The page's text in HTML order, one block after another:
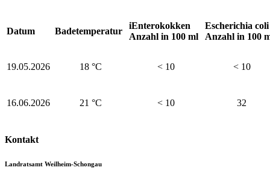
Datum Badetemperatur
iEnterokokken
Anzahl in 100 ml
Escherichia coli
Anzahl in 100
19.05.2026 18 °C < 10 < 10
16.06.2026 21 °C < 10 32
Kontakt
Landratsamt Weilheim-Schongau